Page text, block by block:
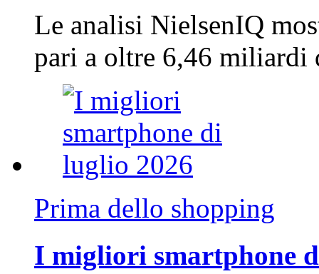
Le analisi NielsenIQ
pari a oltre 6,46
Prima dello shopping
I migliori smartphone